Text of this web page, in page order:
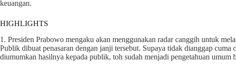
keuangan.
HIGHLIGHTS
1. Presiden Prabowo mengaku akan menggunakan radar canggih untuk
Publik dibuat penasaran dengan janji tersebut. Supaya tidak dianggap
diumumkan hasilnya kepada publik, toh sudah menjadi pengetahuan umum